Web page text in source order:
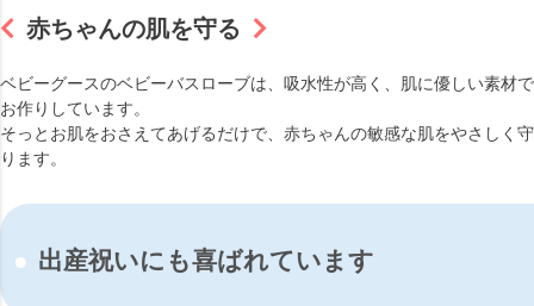
赤ちゃんの肌を守る
ベビーグースのベビーバスローブは、吸水性が高く、肌に優しい素材で
お作りしています。
そっとお肌をおさえてあげるだけで、赤ちゃんの敏感な肌をやさしく守
ります。
出産祝いにも喜ばれています